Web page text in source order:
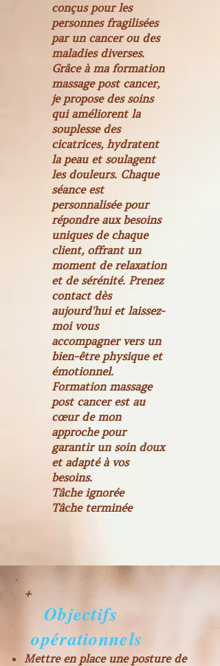
conçus pour les
personnes fragilisées
par un cancer ou des
maladies diverses.
Grâce à ma formation
massage post cancer,
je propose des soins
qui améliorent la
souplesse des
cicatrices, hydratent
la peau et soulagent
les douleurs. Chaque
séance est
personnalisée pour
répondre aux besoins
uniques de chaque
client, offrant un
moment de relaxation
et de sérénité. Prenez
contact dès
aujourd'hui et laissez-
moi vous
accompagner vers un
bien-être physique et
émotionnel.
Formation massage
post cancer est au
cœur de mon
approche pour
garantir un soin doux
et adapté à vos
besoins.
Tâche ignorée
Tâche terminée
+
Objectifs
opérationnels
Mettre en place une posture de